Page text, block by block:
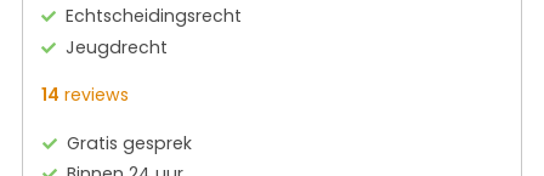
Echtscheidingsrecht
Jeugdrecht
14 reviews
Gratis gesprek